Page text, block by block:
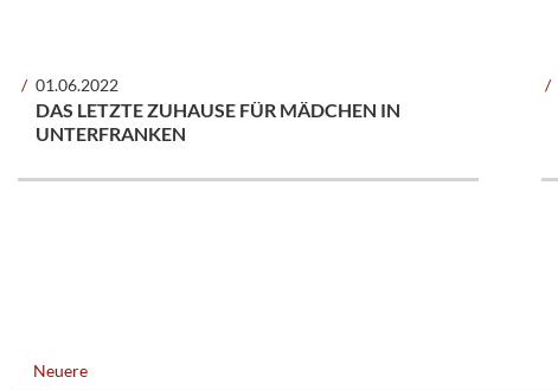
01.06.2022
DAS LETZTE ZUHAUSE FÜR MÄDCHEN IN
UNTERFRANKEN
Neuere